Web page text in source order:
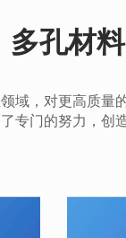
多孔材
域，对更高质量
专门的努力，创